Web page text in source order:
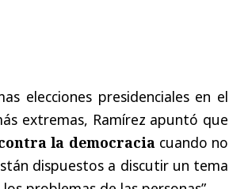
elecciones presidenciales en el
extremas, Ramírez apuntó que
la democracia cuando no
dispuestos a discutir un tema